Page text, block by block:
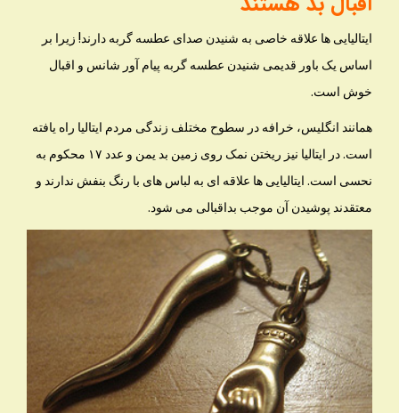
ایتالیایی ها علاقه خاصی به شنیدن صدای عطسه گربه دارند! زیرا بر
اساس یک باور قدیمی شنیدن عطسه گربه پیام آور شانس و اقبال
خوش است.
همانند انگلیس، خرافه در سطوح مختلف زندگی مردم ایتالیا راه یافته
است. در ایتالیا نیز ریختن نمک روی زمین بد یمن و عدد ۱۷ محکوم به
نحسی است. ایتالیایی ها علاقه ای به لباس های با رنگ بنفش ندارند و
معتقدند پوشیدن آن موجب بداقبالی می شود.